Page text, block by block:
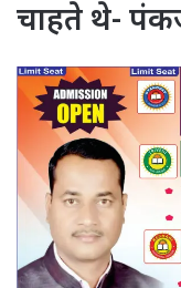
चाहते थे-